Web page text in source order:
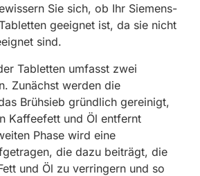
Sie sich, ob Ihr Siemens-
geeignet ist, da sie nicht
sind.
Tabletten umfasst zwei
Zunächst werden die
Brühsieb gründlich gereinigt,
Kaffeefett und Öl entfernt
Phase wird eine
die dazu beiträgt, die
und Öl zu verringern und so